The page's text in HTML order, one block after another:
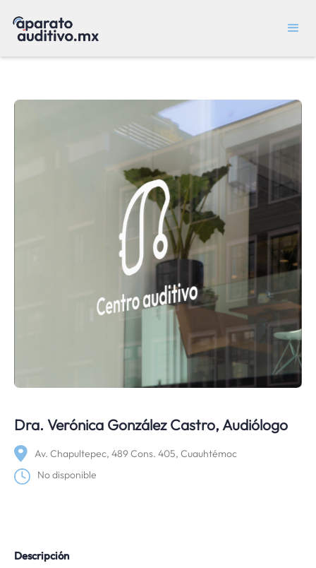
Dra. Verónica González Castro, Audiólogo
Av. Chapultepec, 489 Cons. 405, Cuauhtémoc
No disponible
Descripción